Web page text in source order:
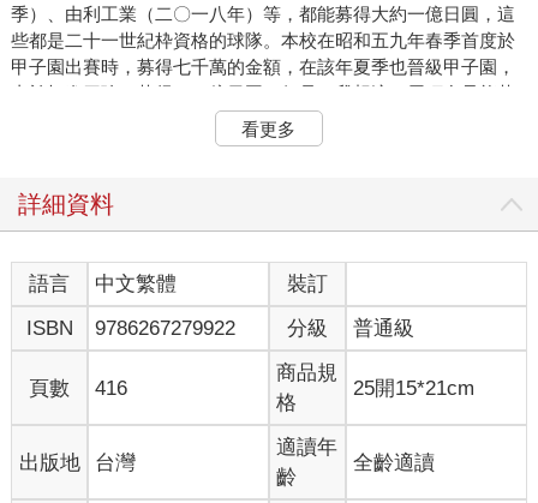
季）、由利工業（二〇一八年）等，都能募得大約一億日圓，這
些都是二十一世紀枠資格的球隊。本校在昭和五九年春季首度於
甲子園出賽時，募得七千萬的金額，在該年夏季也晉級甲子園，
由於打進四強，募得了一億日圓。但是，我想這一屆頂多只能募
到三千五百萬的金額，由於夏天的時間有限，募款過程相當辛
苦，計算募款金額的作業也十分緩慢，不確定能募到多少。」
左右的金額。
而至。
同一天，高須診所的院長高須克彌在推特發表「如果校方沒有募
得足夠的捐款，我會負擔所需的全額」貼文，有助於傳播募款資
訊。
不分男女老少，陸續有民眾直接帶著捐款款項來到學校。此外，
像是住在附近的居民、縣內居民、縣外人士等，捐款身分形形色
色，金農熱潮已經成為超越世代或地區的社會現象。
學校事務職員兒玉彌生子回憶當時的景象：
「決賽那天，我們在學校玄關處擺了三張桌子，用來辦理民眾的
看更多
詳細資料
語言 中文繁體
裝訂
ISBN
9786267279922 分級 普通級
頁數 416
商品規
格
25開15*21cm
出版地 台灣
適讀年
齡
全齡適讀